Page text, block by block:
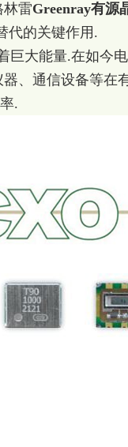
林雷Greenray有源
代的关键作用.
巨大能量.在如今
、通信设备等在
.